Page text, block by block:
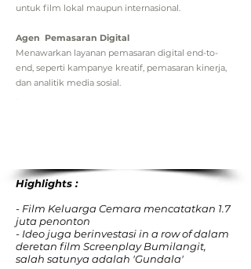
untuk film lokal maupun internasional.
Agen Pemasaran Digital
Menawarkan layanan pemasaran digital end-to-
end, seperti kampanye kreatif, pemasaran kinerja,
dan analitik media sosial.
Highlights :
- Film Keluarga Cemara mencatatkan 1.7
juta penonton
- Ideo juga berinvestasi in a row of dalam
deretan film Screenplay Bumilangit,
salah satunya adalah 'Gundala'